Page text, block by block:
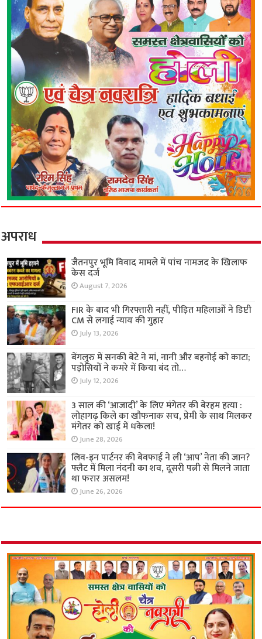
अपराध
जैतनपुर भूमि विवाद मामले में पांच नामजद के खिलाफ
केस दर्ज
August 7, 2026
FIR के बाद भी गिरफ्तारी नहीं, पीड़ित महिलाओं ने डिप्टी
CM से लगाई न्याय की गुहार
July 13, 2026
बेंगलुरु में सनकी बेटे ने मां, नानी और बहनोई को काटा;
पड़ोसियों ने कमरे में किया बंद तो…
July 12, 2026
3 साल की ‘आजादी’ के लिए मंगेतर की बेरहम हत्या :
लोहागढ़ किले का खौफनाक सच, प्रेमी के साथ मिलकर
मंगेतर को खाई में धकेला!
June 28, 2026
लिव-इन पार्टनर की बेवफाई ने ली ‘आप’ नेता की जान?
फ्लैट में मिला नंदनी का शव, दूसरी पत्नी से मिलने जाता
था फरार असलम!
June 26, 2026